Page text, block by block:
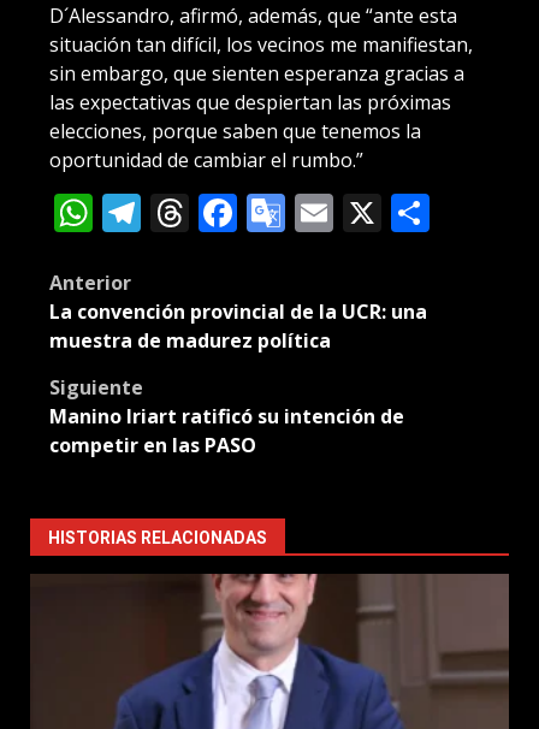
D´Alessandro, afirmó, además, que “ante esta
situación tan difícil, los vecinos me manifiestan,
sin embargo, que sienten esperanza gracias a
las expectativas que despiertan las próximas
elecciones, porque saben que tenemos la
oportunidad de cambiar el rumbo.”
WhatsApp
Telegram
Threads
Facebook
Google
Email
X
Post
navigation
Anterior
La convención provincial de la UCR: una
muestra de madurez política
Siguiente
Manino Iriart ratificó su intención de
competir en las PASO
HISTORIAS RELACIONADAS